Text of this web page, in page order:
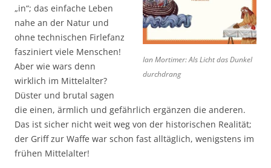
Ian Mortimer: Als Licht das Dunkel
durchdrang
„in“; das einfache Leben
nahe an der Natur und
ohne technischen Firlefanz
fasziniert viele Menschen!
Aber wie wars denn
wirklich im Mittelalter?
Düster und brutal sagen
die einen, ärmlich und gefährlich ergänzen die anderen.
Das ist sicher nicht weit weg von der historischen Realität;
der Griff zur Waffe war schon fast alltäglich, wenigstens im
frühen Mittelalter!